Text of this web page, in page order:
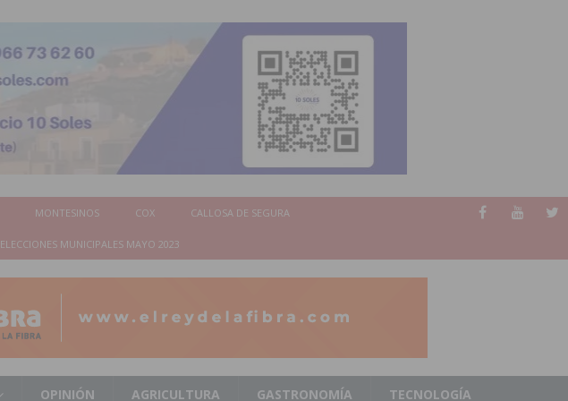
MONTESINOS COX CALLOSA DE SEGURA
ELECCIONES MUNICIPALES MAYO 2023
OPINIÓN AGRICULTURA GASTRONOMÍA TECNOLOGÍA